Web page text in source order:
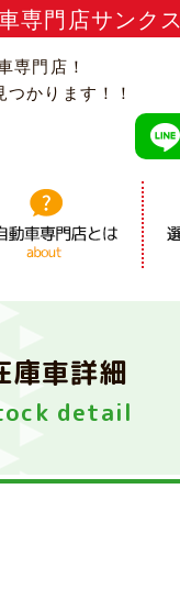
専門店サンクス
専門店！
かります！！
庫車詳細
detail